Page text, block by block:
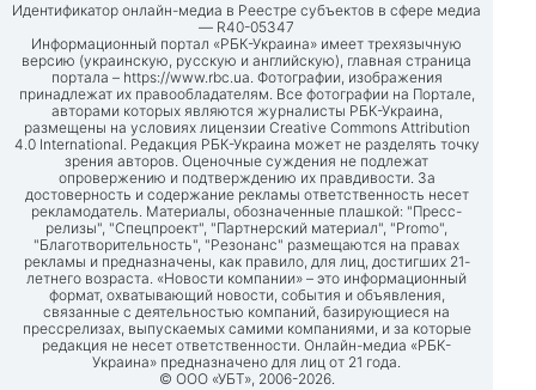
Идентификатор онлайн-медиа в Реестре субъектов в сфере медиа
— R40-05347
Информационный портал «РБК-Украина» имеет трехязычную
версию (украинскую, русскую и английскую), главная страница
портала – https://www.rbc.ua. Фотографии, изображения
принадлежат их правообладателям. Все фотографии на Портале,
авторами которых являются журналисты РБК-Украина,
размещены на условиях лицензии Creative Commons Attribution
4.0 International. Редакция РБК-Украина может не разделять точку
зрения авторов. Оценочные суждения не подлежат
опровержению и подтверждению их правдивости. За
достоверность и содержание рекламы ответственность несет
рекламодатель. Материалы, обозначенные плашкой: "Пресс-
релизы", "Спецпроект", "Партнерский материал", "Promo",
"Благотворительность", "Резонанс" размещаются на правах
рекламы и предназначены, как правило, для лиц, достигших 21-
летнего возраста. «Новости компании» – это информационный
формат, охватывающий новости, события и объявления,
связанные с деятельностью компаний, базирующиеся на
прессрелизах, выпускаемых самими компаниями, и за которые
редакция не несет ответственности. Онлайн-медиа «РБК-
Украина» предназначено для лиц от 21 года.
© ООО «УБТ», 2006-2026.